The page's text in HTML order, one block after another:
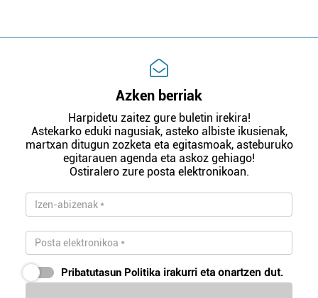
Azken berriak
Harpidetu zaitez gure buletin irekira!
Astekarko eduki nagusiak, asteko albiste ikusienak,
martxan ditugun zozketa eta egitasmoak, asteburuko
egitarauen agenda eta askoz gehiago!
Ostiralero zure posta elektronikoan.
Pribatutasun Politika irakurri eta onartzen dut.